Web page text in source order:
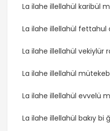
La ilahe illellahül karibül
La ilahe illellahül fettahul
La ilahe illellahül vekiylür
La ilahe illellahül
La ilahe illellahül evvelü
La ilahe illellahül bakıy bi